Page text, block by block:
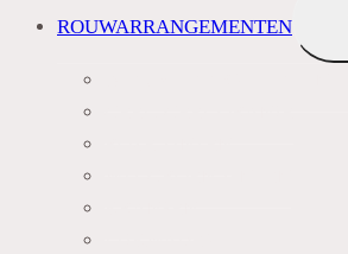
ROUWARRANGEMENTEN